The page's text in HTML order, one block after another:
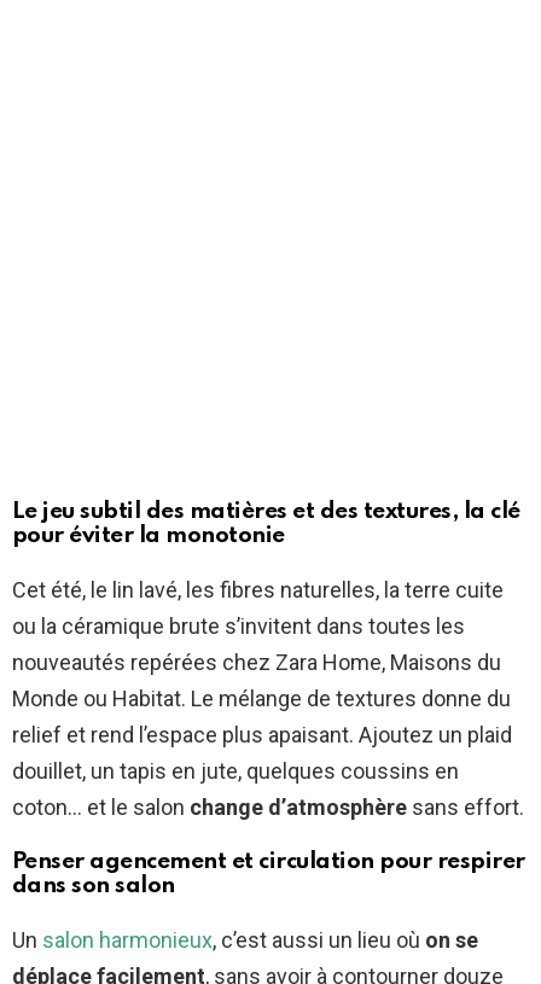
Le jeu subtil des matières et des textures, la clé
pour éviter la monotonie
Cet été, le lin lavé, les fibres naturelles, la terre cuite
ou la céramique brute s’invitent dans toutes les
nouveautés repérées chez Zara Home, Maisons du
Monde ou Habitat. Le mélange de textures donne du
relief et rend l’espace plus apaisant. Ajoutez un plaid
douillet, un tapis en jute, quelques coussins en
coton… et le salon change d’atmosphère sans effort.
Penser agencement et circulation pour respirer
dans son salon
Un salon harmonieux, c’est aussi un lieu où on se
déplace facilement, sans avoir à contourner douze